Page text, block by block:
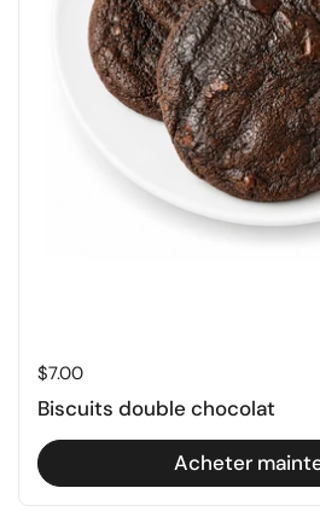
Prix régulier
$7.00
Biscuits double chocolat
Acheter